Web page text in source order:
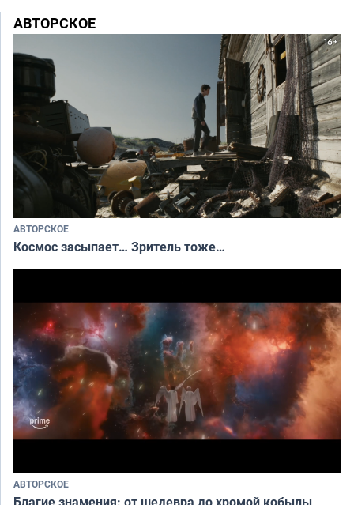
АВТОРСКОЕ
АВТОРСКОЕ
Космос засыпает… Зритель тоже…
АВТОРСКОЕ